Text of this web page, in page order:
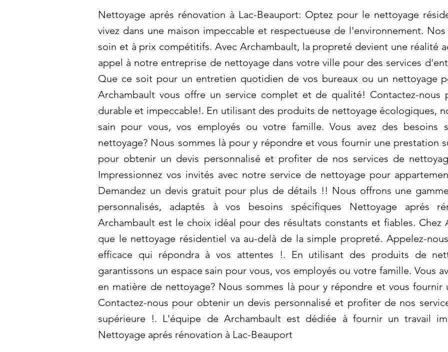
Nettoyage aprés rénovation à Lac-Beauport: Optez pour le nettoyage
vivez dans une maison impeccable et respectueuse de l'environnement.
soin et à prix compétitifs. Avec Archambault, la propreté devient une réalité
appel à notre entreprise de nettoyage dans votre ville pour des services
Que ce soit pour un entretien quotidien de vos bureaux ou un nettoyage
Archambault vous offre un service complet et de qualité! Contactez-
durable et impeccable!. En utilisant des produits de nettoyage écologiques,
sain pour vous, vos employés ou votre famille. Vous avez des besoins
nettoyage? Nous sommes là pour y répondre et vous fournir une prestation
pour obtenir un devis personnalisé et profiter de nos services de
Impressionnez vos invités avec notre service de nettoyage pour
Demandez un devis gratuit pour plus de détails !! Nous offrons une
personnalisés, adaptés à vos besoins spécifiques Nettoyage aprés
Archambault est le choix idéal pour des résultats constants et fiables. Chez
que le nettoyage résidentiel va au-delà de la simple propreté. Appelez-
efficace qui répondra à vos attentes !. En utilisant des produits de
garantissons un espace sain pour vous, vos employés ou votre famille. Vous
en matière de nettoyage? Nous sommes là pour y répondre et vous fournir
Contactez-nous pour obtenir un devis personnalisé et profiter de nos
supérieure !. L'équipe de Archambault est dédiée à fournir un travail
Nettoyage aprés rénovation à Lac-Beauport